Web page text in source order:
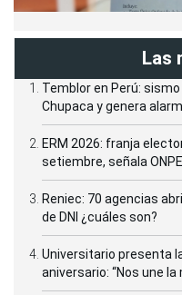
Las
Temblor en Perú:
Chupaca y genera
ERM 2026: franja
setiembre, señala ONPE
Reniec: 70 agencias
de DNI ¿cuáles son?
Universitario presenta
aniversario: “Nos une